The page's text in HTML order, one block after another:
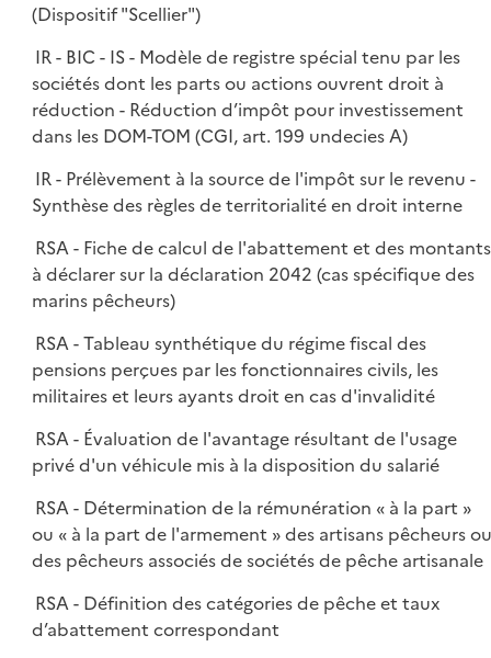
(Dispositif "Scellier")
IR - BIC - IS - Modèle de registre spécial tenu par les
sociétés dont les parts ou actions ouvrent droit à
réduction - Réduction d’impôt pour investissement
dans les DOM-TOM (CGI, art. 199 undecies A)
IR - Prélèvement à la source de l'impôt sur le revenu -
Synthèse des règles de territorialité en droit interne
RSA - Fiche de calcul de l'abattement et des montants
à déclarer sur la déclaration 2042 (cas spécifique des
marins pêcheurs)
RSA - Tableau synthétique du régime fiscal des
pensions perçues par les fonctionnaires civils, les
militaires et leurs ayants droit en cas d'invalidité
RSA - Évaluation de l'avantage résultant de l'usage
privé d'un véhicule mis à la disposition du salarié
RSA - Détermination de la rémunération « à la part »
ou « à la part de l'armement » des artisans pêcheurs ou
des pêcheurs associés de sociétés de pêche artisanale
RSA - Définition des catégories de pêche et taux
d’abattement correspondant